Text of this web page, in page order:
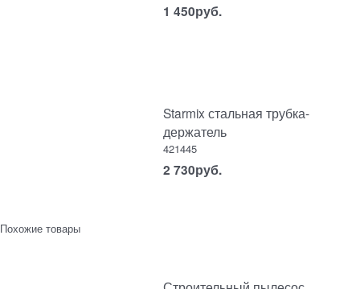
1 450руб.
Starmix стальная трубка-
держатель
421445
2 730руб.
Похожие товары